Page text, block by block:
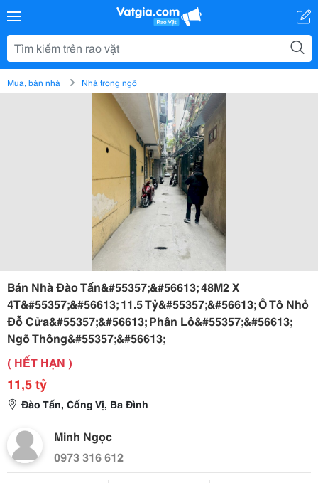
Mua, bán nhà Nhà trong ngõ
Bán Nhà Đào Tấn&#55357;&#56613; 48M2 X
4T&#55357;&#56613; 11.5 Tỷ&#55357;&#56613; Ô Tô Nhỏ
Đỗ Cửa&#55357;&#56613; Phân Lô&#55357;&#56613;
Ngõ Thông&#55357;&#56613;
( HẾT HẠN )
11,5 tỷ
Đào Tấn, Cống Vị, Ba Đình
Minh Ngọc
0973 316 612